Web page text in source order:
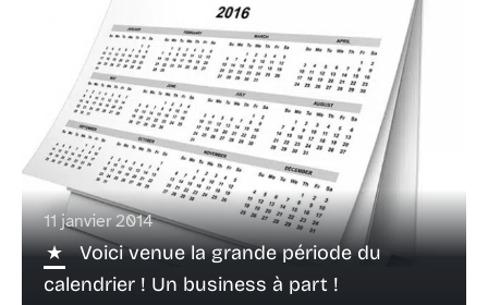
11 janvier 2014
Voici venue la grande période du
calendrier ! Un business à part !